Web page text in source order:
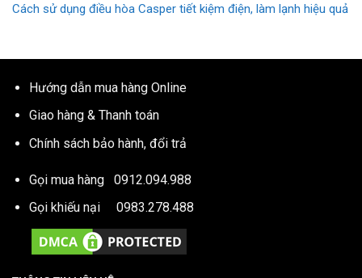
Cách sử dụng điều hòa Casper tiết kiệm điện, làm lạnh hiệu quả
Hướng dẫn mua hàng Online
Giao hàng & Thanh toán
Chính sách bảo hành, đổi trả
Gọi mua hàng 0912.094.988
Gọi khiếu nại 0983.278.488